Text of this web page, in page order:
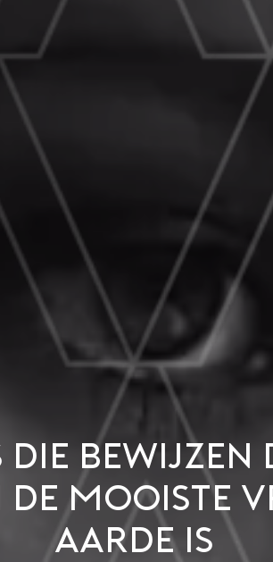
die bewijzen
de mooiste
aarde is